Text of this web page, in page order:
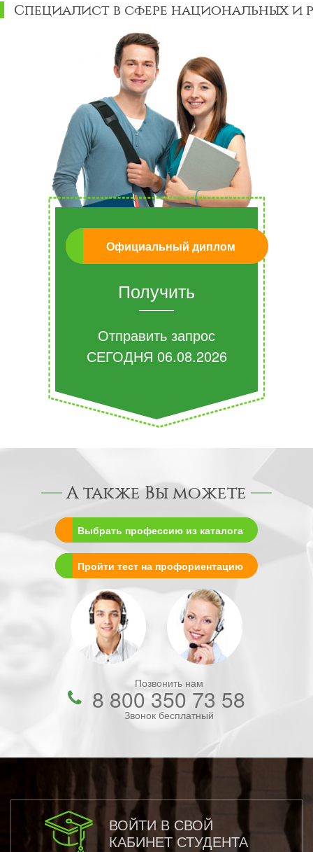
Специалист в сфере национальных и
Официальный диплом
Получить
Отправить запрос
СЕГОДНЯ 06.08.2026
А также Вы можете
Выбрать профессию из каталога
Пройти тест на профориентацию
Позвонить нам
8 800 350 73 58
Звонок бесплатный
ВОЙТИ В СВОЙ
КАБИНЕТ СТУДЕНТА